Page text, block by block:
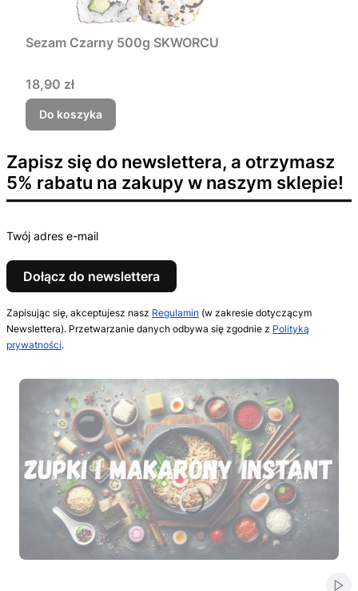
Sezam Czarny 500g SKWORCU
Cena
18,90 zł
Do koszyka
Zapisz się do newslettera, a otrzymasz
5% rabatu na zakupy w naszym sklepie!
Twój adres e-mail
Dołącz do newslettera
Zapisując się, akceptujesz nasz Regulamin (w zakresie dotyczącym
Newslettera). Przetwarzanie danych odbywa się zgodnie z Polityką
prywatności.